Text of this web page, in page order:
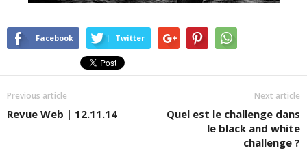
Facebook Twitter
Previous article
Revue Web | 12.11.14
Next article
Quel est le challenge dans
le black and white
challenge ?